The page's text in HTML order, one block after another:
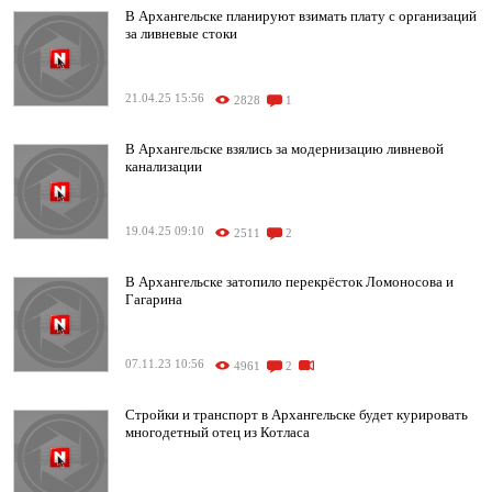
В Архангельске планируют взимать плату с организаций
за ливневые стоки
21.04.25 15:56 2828 1
В Архангельске взялись за модернизацию ливневой
канализации
19.04.25 09:10 2511 2
В Архангельске затопило перекрёсток Ломоносова и
Гагарина
07.11.23 10:56 4961 2
Стройки и транспорт в Архангельске будет курировать
многодетный отец из Котласа